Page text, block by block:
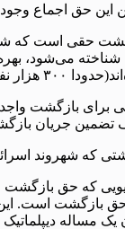
وجود دارد، انتظار می‌رود
حقی است که
برای بازگشت
جریان بازگشت
که شهروند
بازگشت است.
مساله